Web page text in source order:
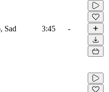
Sad 3:45 -